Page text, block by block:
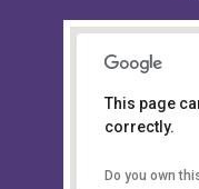
Sylhet
This page